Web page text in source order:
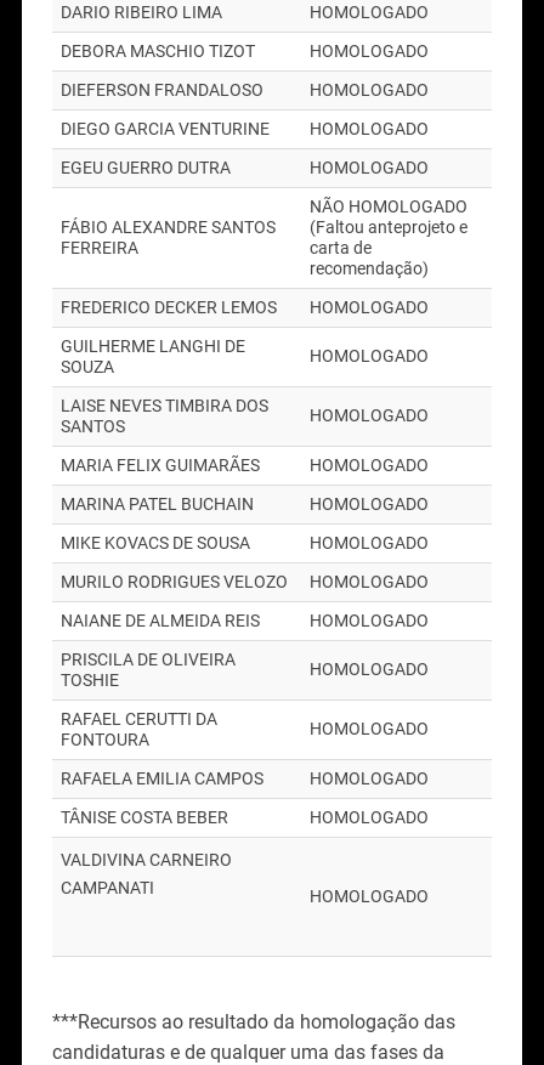
DARIO RIBEIRO LIMA
HOMOLOGADO
DEBORA MASCHIO TIZOT
HOMOLOGADO
DIEFERSON FRANDALOSO
HOMOLOGADO
DIEGO GARCIA VENTURINE
HOMOLOGADO
EGEU GUERRO DUTRA
HOMOLOGADO
FÁBIO ALEXANDRE SANTOS
FERREIRA
NÃO HOMOLOGADO
(Faltou anteprojeto e
carta de
recomendação)
FREDERICO DECKER LEMOS
HOMOLOGADO
GUILHERME LANGHI DE
SOUZA
HOMOLOGADO
LAISE NEVES TIMBIRA DOS
SANTOS
HOMOLOGADO
MARIA FELIX GUIMARÃES
HOMOLOGADO
MARINA PATEL BUCHAIN
HOMOLOGADO
MIKE KOVACS DE SOUSA
HOMOLOGADO
MURILO RODRIGUES VELOZO
HOMOLOGADO
NAIANE DE ALMEIDA REIS
HOMOLOGADO
PRISCILA DE OLIVEIRA
TOSHIE
HOMOLOGADO
RAFAEL CERUTTI DA
FONTOURA
HOMOLOGADO
RAFAELA EMILIA CAMPOS
HOMOLOGADO
TÂNISE COSTA BEBER
HOMOLOGADO
VALDIVINA CARNEIRO
CAMPANATI
HOMOLOGADO
***Recursos ao resultado da homologação das
candidaturas e de qualquer uma das fases da